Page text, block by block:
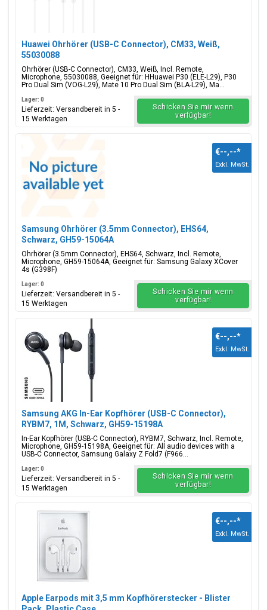
Huawei Ohrhörer (USB-C Connector), CM33, Weiß,
55030088
Ohrhörer (USB-C Connector), CM33, Weiß, Incl. Remote,
Microphone, 55030088, Geeignet für: HHuawei P30 (ELE-L29), P30
Pro Dual Sim (VOG-L29), Mate 10 Pro Dual Sim (BLA-L29), Ma...
Lager: 0
Lieferzeit: Versandbereit in 5 -
15 Werktagen
Schicken Sie mir wenn
verfügbar!
Samsung Ohrhörer (3.5mm Connector), EHS64,
Schwarz, GH59-15064A
Ohrhörer (3.5mm Connector), EHS64, Schwarz, Incl. Remote,
Microphone, GH59-15064A, Geeignet für: Samsung Galaxy XCover
4s (G398F)
€--,--*
Exkl. MwSt.
Lager: 0
Lieferzeit: Versandbereit in 5 -
15 Werktagen
Schicken Sie mir wenn
verfügbar!
Samsung AKG In-Ear Kopfhörer (USB-C Connector),
RYBM7, 1M, Schwarz, GH59-15198A
In-Ear Kopfhörer (USB-C Connector), RYBM7, Schwarz, Incl. Remote,
Microphone, GH59-15198A, Geeignet für: All audio devices with a
USB-C Connector, Samsung Galaxy Z Fold7 (F966...
€--,--*
Exkl. MwSt.
Lager: 0
Lieferzeit: Versandbereit in 5 -
15 Werktagen
Schicken Sie mir wenn
verfügbar!
Apple Earpods mit 3,5 mm Kopfhörerstecker - Blister
€--,--*
Exkl. MwSt.